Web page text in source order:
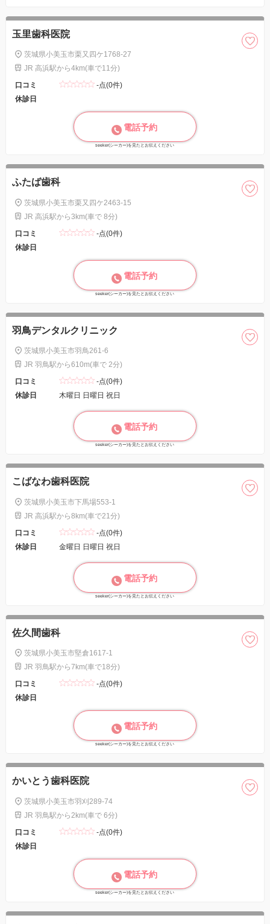
玉里歯科医院
茨城県小美玉市栗又四ケ1768-27
JR 高浜駅から4km(車で11分)
口コミ
-点(0件)
休診日
電話予約
seeker(シーカー)を見たとお伝えください
ふたば歯科
茨城県小美玉市栗又四ケ2463-15
JR 高浜駅から3km(車で 8分)
口コミ
-点(0件)
休診日
電話予約
seeker(シーカー)を見たとお伝えください
羽鳥デンタルクリニック
茨城県小美玉市羽鳥261-6
JR 羽鳥駅から610m(車で 2分)
口コミ
-点(0件)
休診日
木曜日 日曜日 祝日
電話予約
seeker(シーカー)を見たとお伝えください
こばなわ歯科医院
茨城県小美玉市下馬場553-1
JR 高浜駅から8km(車で21分)
口コミ
-点(0件)
休診日
金曜日 日曜日 祝日
電話予約
seeker(シーカー)を見たとお伝えください
佐久間歯科
茨城県小美玉市堅倉1617-1
JR 羽鳥駅から7km(車で18分)
口コミ
-点(0件)
休診日
電話予約
seeker(シーカー)を見たとお伝えください
かいとう歯科医院
茨城県小美玉市羽刈289-74
JR 羽鳥駅から2km(車で 6分)
口コミ
-点(0件)
休診日
電話予約
seeker(シーカー)を見たとお伝えください